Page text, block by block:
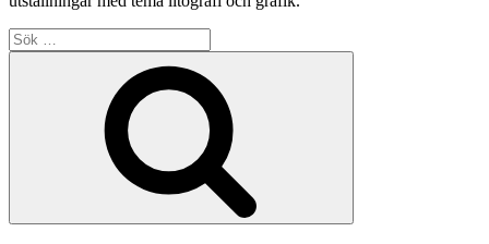
Sök
efter: